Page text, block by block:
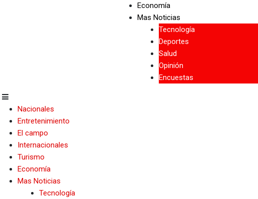
Economía
Mas Noticias
Tecnología
Deportes
Salud
Opinión
Encuestas
Nacionales
Entretenimiento
El campo
Internacionales
Turismo
Economía
Mas Noticias
Tecnología